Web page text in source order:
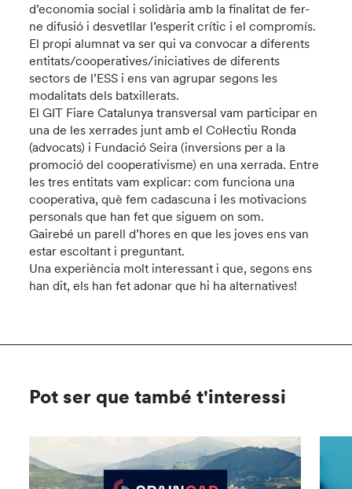
d’economia social i solidària amb la finalitat de fer-
ne difusió i desvetllar l’esperit crític i el compromís.
El propi alumnat va ser qui va convocar a diferents
entitats/cooperatives/iniciatives de diferents
sectors de l’ESS i ens van agrupar segons les
modalitats dels batxillerats.
El GIT Fiare Catalunya transversal vam participar en
una de les xerrades junt amb el Col·lectiu Ronda
(advocats) i Fundació Seira (inversions per a la
promoció del cooperativisme) en una xerrada. Entre
les tres entitats vam explicar: com funciona una
cooperativa, què fem cadascuna i les motivacions
personals que han fet que siguem on som.
Gairebé un parell d’hores en que les joves ens van
estar escoltant i preguntant.
Una experiència molt interessant i que, segons ens
han dit, els han fet adonar que hi ha alternatives!
Pot ser que també t'interessi